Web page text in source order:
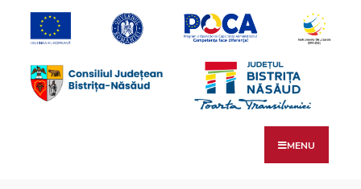
MENU